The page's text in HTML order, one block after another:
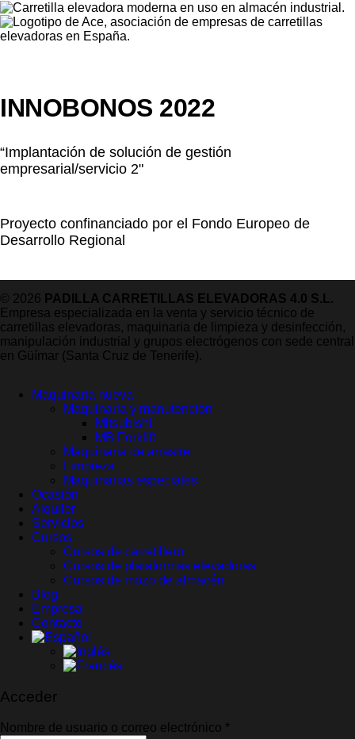
INNOBONOS 2022
“Implantación de solución de gestión
empresarial/servicio 2"
Proyecto confinanciado por el Fondo Europeo de
Desarrollo Regional
© 2026 PADILLA CARRETILLAS ELEVADORAS 4.0 S.L.
Empresa especializada en la venta y servicio técnico de
carretillas elevadoras, maquinaria de limpieza y desinfección,
manipulación industrial y grupos electrógenos con sede central
en Güímar (Santa Cruz de Tenerife).
Maquinaria nueva
Maquinaria y manutención
Mitsubishi
MB Forklift
Maquinaria de arrastre
Limpieza
Maquinarias especiales
Ocasión
Alquiler
Servicios
Cursos
Cursos de carretillero
Cursos de plataformas elevadoras
Cursos de mozo de almacén
Blog
Empresa
Contacto
Acceder
Nombre de usuario o correo electrónico *